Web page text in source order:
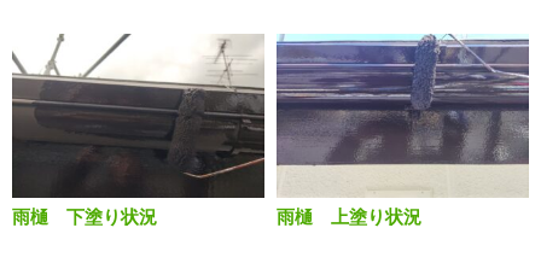
雨樋 下塗り状況 雨樋 上塗り状況